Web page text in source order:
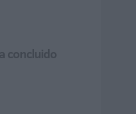
concluido